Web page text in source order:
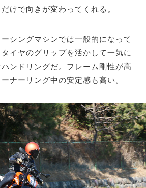
けで向きが変わってくれる。
シングマシンでは一般的になって
イヤのグリップを活かして一気に
ンドリングだ。フレーム剛性が高
ナーリング中の安定感も高い。